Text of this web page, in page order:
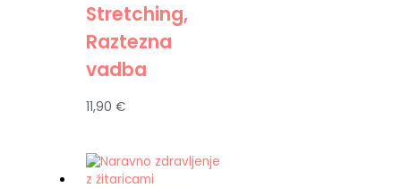
Stretching,
Raztezna
vadba
11,90€